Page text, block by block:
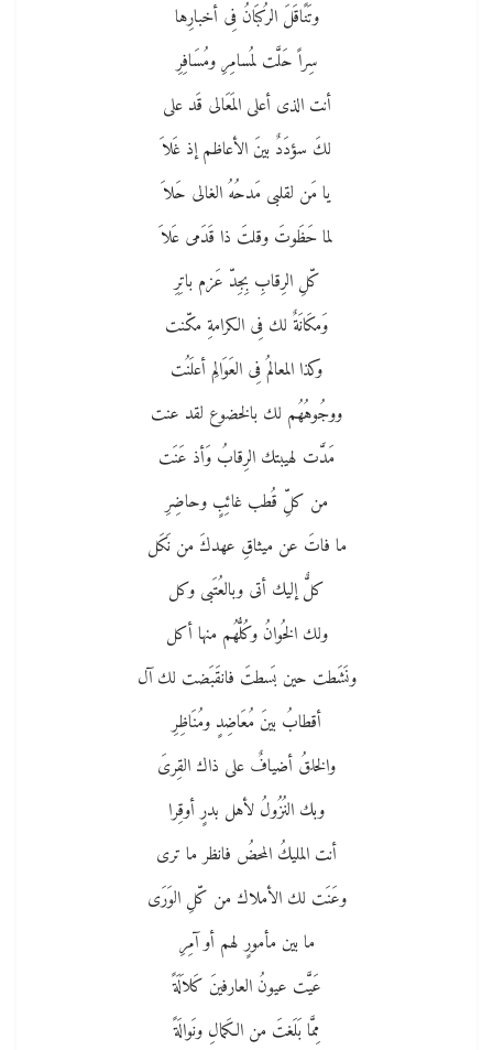
وتَنًاقَلَ الرُكبَانُ فِى أخبارِها
سِراً حَلَّت لمُسامِرِ ومُسَافِرِ
أنت الذى أعلى المَعَالى قَد على
لكَ سؤدَدٌ بينَ الأعاظم إذ غَلاَ
يا مَن لقلبى مَدحُهُ الغالى حَلاَ
لما حَظَوتَ وقلتَ ذا قَدَمى عَلاَ
كّلِ الرِقابِ بِجِدّ عَزم باتِرِ
وَمكَانَةٌ لك فِى الكرامةِ مكّنت
وكذا المعالمُ فِى العَوَالِم أعلَنُت
ووجُوهُهُم لك بالخضوع لقد عنت
مَدَّت لهيبتك الرِقابُ وَأذ عَنَت
من كلِّ قُطب غائِبٍ وحاضِرِ
ما فاتَ عن ميثاقِ عهدكَ من نَكَل
كلٌّ إليك أتى وبالعُتَبى وكل
ولك الخُوانُ وكُلُّهُم منها أكل
ونَشَطت حين بَسطتَ فانقَبَضت لك آل
أقطابُ بينَ مُعَاضِدٍ ومُنَاظِرِ
والخلقُ أضيافٌ على ذاك القِرىَ
وبك النُزُولُ لأهل بدرٍ أوقِرا
أنت المليكُ المحضُ فانظر ما ترى
وعَنَت لك الأملاك من كّلِ الوَرَى
ما بين مأمورٍ لهم أو آمِرِ
عَيَّت عيونُ العارفينَ كَلاَلَةً
مِمَّا بَلَغتَ من الكَمالِ ونَوالَةً